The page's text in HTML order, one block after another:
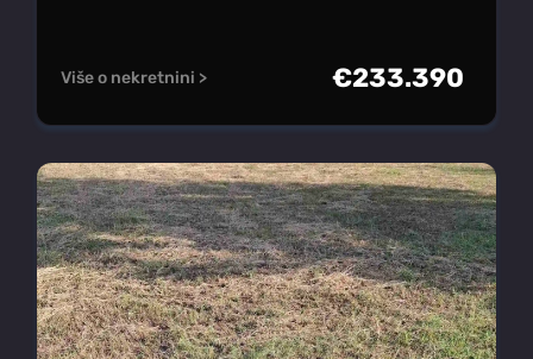
Više o nekretnini > €233.390